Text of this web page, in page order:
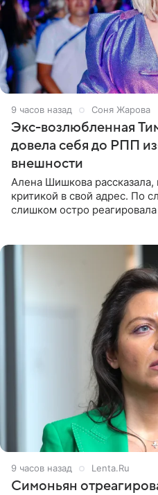
9 часов назад Соня Жарова
Экс-возлюбленная
довела себя до РПП
внешности
Алена Шишкова рассказала,
критикой в свой адрес. По
слишком остро
9 часов назад Lenta.Ru
Симоньян